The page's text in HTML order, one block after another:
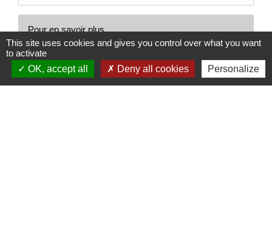
Pour en savoir plus
Points numériquesopen_in_new
Ministère chargé de l'intérieur
This site uses cookies and gives you control over what you want
to activate
OK, accept all
Deny all cookies Personalize